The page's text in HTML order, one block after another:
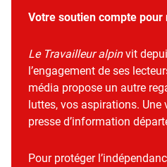
Votre soutien compte pour
Le Travailleur alpinvit
l’engagement de ses
média propose un autre
luttes, vos aspirations. Une
presse d’information
Pour protéger